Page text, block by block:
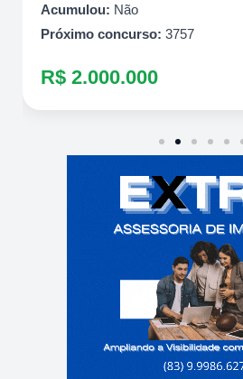
Acumulou: Não
Próximo concurso: 3757
R$ 2.000.000